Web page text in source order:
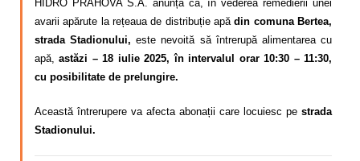
HIDRO PRAHOVA S.A. anunță că, în vederea remedierii unei
avarii apărute la rețeaua de distribuție apădin comuna Bertea,
strada Stadionului,este nevoită să întrerupă alimentarea cu
apă, astăzi – 18 iulie 2025, în intervalul orar 10:30 – 11:30,
cu posibilitate de prelungire.
Această întrerupere va afecta abonații care locuiesc pe strada
Stadionului.